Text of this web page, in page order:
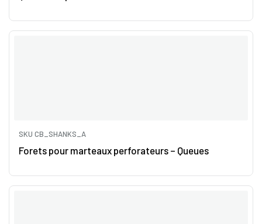
SKU CB_SHANKS_A
Forets pour marteaux perforateurs – Queues